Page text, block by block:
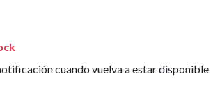
cuando vuelva a estar disponible